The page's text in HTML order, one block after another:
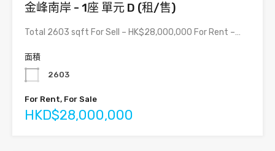
金峰南岸 - 1座 單元 D (租/售)
Total 2603 sqft For Sell – HK$28,000,000 For Rent –…
面積
2603
For Rent, For Sale
HKD$28,000,000